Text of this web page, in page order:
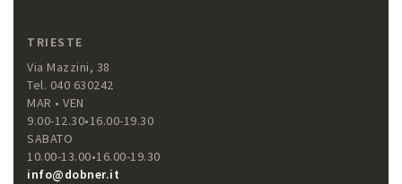
TRIESTE
Via Mazzini, 38
Tel. 040 630242
MAR • VEN
9.00-12.30•16.00-19.30
SABATO
10.00-13.00•16.00-19.30
info@dobner.it